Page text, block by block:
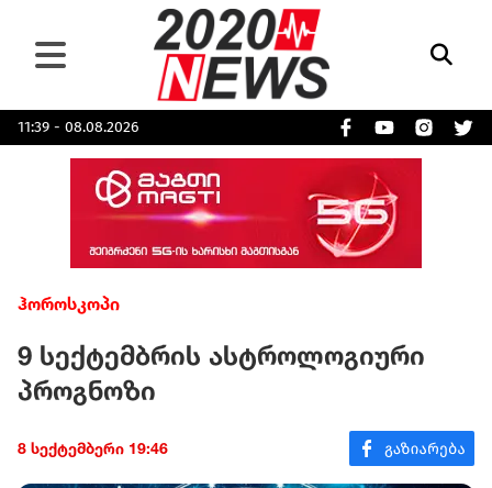
11:39 - 08.08.2026
ჰოროსკოპი
9 სექტემბრის ასტროლოგიური
პროგნოზი
8 სექტემბერი 19:46